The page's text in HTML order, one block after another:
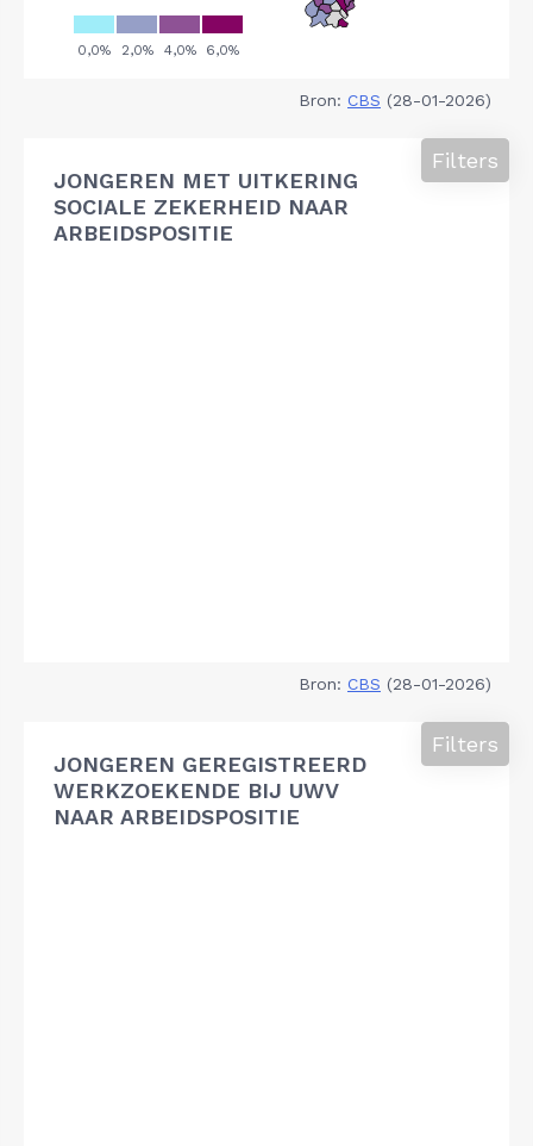
Bron: CBS (28-01-2026)
JONGEREN MET UITKERING
SOCIALE ZEKERHEID NAAR
ARBEIDSPOSITIE
Filters
Bron: CBS (28-01-2026)
JONGEREN GEREGISTREERD
WERKZOEKENDE BIJ UWV
NAAR ARBEIDSPOSITIE
Filters